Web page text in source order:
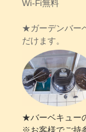
Wi-Fi無料
★ガーデンバー
だけます。
★バーベキュー